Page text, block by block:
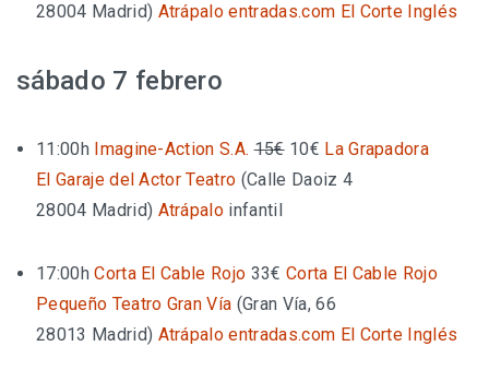
28004 Madrid) Atrápalo entradas.com El Corte Inglés
sábado 7 febrero
11:00h Imagine-Action S.A. 15€10€ La Grapadora
El Garaje del Actor Teatro (Calle Daoiz 4
28004 Madrid) Atrápalo infantil
17:00h Corta El Cable Rojo 33€ Corta El Cable Rojo
Pequeño Teatro Gran Vía (Gran Vía, 66
28013 Madrid) Atrápalo entradas.com El Corte Inglés